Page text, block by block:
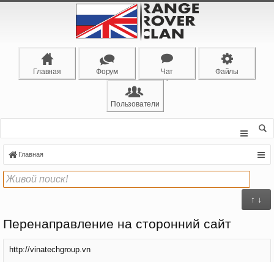
Главная Форум Чат Файлы
Пользователи
Главная
↑ ↓
Перенаправление на сторонний сайт
http://vinatechgroup.vn